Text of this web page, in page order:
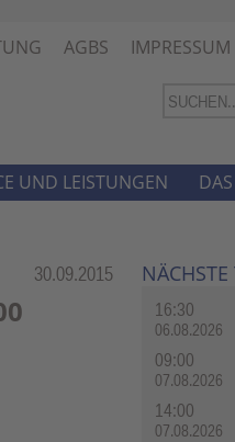
AGBS IMPRESSUM
Rubrik:
30.09.2015
16:30
06.08.2026
09:00
07.08.2026
14:00
07.08.2026
UND LEISTUNGEN